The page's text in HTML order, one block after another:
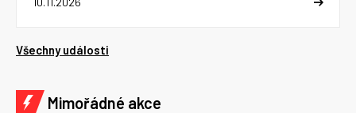
Všechny události
Mimořádné akce